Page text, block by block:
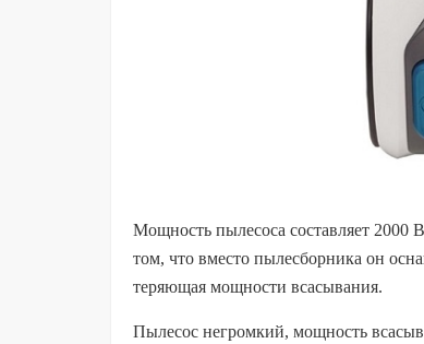
Мощность пылесоса составляет 2000
том, что вместо пылесборника он
теряющая мощности всасывания.
Пылесос негромкий, мощность